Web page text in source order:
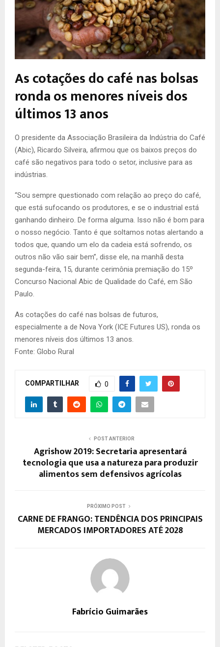
As cotações do café nas bolsas
ronda os menores níveis dos
últimos 13 anos
O presidente da Associação Brasileira da Indústria do Café
(Abic), Ricardo Silveira, afirmou que os baixos preços do
café são negativos para todo o setor, inclusive para as
indústrias.
“Sou sempre questionado com relação ao preço do café,
que está sufocando os produtores, e se o industrial está
ganhando dinheiro. De forma alguma. Isso não é bom para
o nosso negócio. Tanto é que soltamos notas alertando a
todos que, quando um elo da cadeia está sofrendo, os
outros não vão sair bem”, disse ele, na manhã desta
segunda-feira, 15, durante cerimônia premiação do 15º
Concurso Nacional Abic de Qualidade do Café, em São
Paulo.
As cotações do café nas bolsas de futuros,
especialmente a de Nova York (ICE Futures US), ronda os
menores níveis dos últimos 13 anos.
Fonte: Globo Rural
COMPARTILHAR 0
POST ANTERIOR
Agrishow 2019: Secretaria apresentará
tecnologia que usa a natureza para produzir
alimentos sem defensivos agrícolas
PRÓXIMO POST
CARNE DE FRANGO: TENDÊNCIA DOS PRINCIPAIS
MERCADOS IMPORTADORES ATÉ 2028
Fabrício Guimarães